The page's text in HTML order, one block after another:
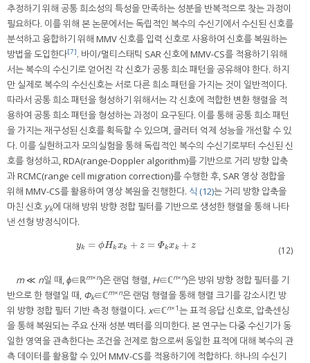
추정하기 위해 공통 희소성의 특성을 만족하는 성분을 반복적으로 찾는 과정이
필요하다. 이를 위해 본 논문에서는 독립적인 복수의 수신기에서 수신된 신호를
분석하고 융합하기 위해 MMV 신호를 입력 신호로 사용하여 신호를 복원하는
방법을 도입한다[7]. 바이/멀티스태틱 SAR 신호에 MMV-CS를 적용하기 위해
서는 복수의 수신기로 얻어진 각 신호가 공통 희소 패턴을 공유해야 한다. 하지
만 실제로 복수의 수신신호는 서로 다른 희소 패턴을 가지는 것이 일반적이다.
따라서 공통 희소 패턴을 형성하기 위해서는 각 신호에 적합한 변환 행렬을 적
용하여 공통 희소 패턴을 형성하는 과정이 요구된다. 이를 통해 공통 희소 패턴
을 가지는 재구성된 신호를 획득할 수 있으며, 클러터 억제 성능을 개선할 수 있
다. 이를 실현하고자 모의실험을 통해 독립적인 복수의 수신기로부터 수신된 신
호를 형성하고, RDA(range-Doppler algorithm)를 기반으로 거리 방향 압축
과 RCMC(range cell migration correction)를 수행한 후, SAR 영상 정합을
위해 MMV-CS를 활용하여 영상 복원을 진행한다. 식 (12)는 거리 방향 압축을
마친 신호 yk에 대해 방위 방향 정합 필터를 기반으로 생성한 행렬을 통해 나타
낸 선형 방정식이다.
yk = ϕHk xk + z = Φkxk + z
yk=ϕHkx k+z= Φkxk+z (12)
m≪ n일 때, ϕ∈ℝm×n)은 랜덤 행렬, H∈ℂn×n)은 방위 방향 정합 필터를 기
반으로 한 행렬일 때, Φk∈ℂm×n은 랜덤 행렬을 통해 행렬 크기를 감소시킨 방
위 방향 정합 필터 기반 측정 행렬이다. x∈ℂn×1는 표적 응답 신호로, 압축센싱
을 통해 복원되는 주요 산재 성분 벡터를 의미한다. 본 연구는 다중 수신기가 동
일한 영역을 관측한다는 조건을 전제로 함으로써 동일한 표적에 대해 복수의 관
측 데이터를 활용할 수 있어 MMV-CS를 적용하기에 적합하다. 하나의 수신기